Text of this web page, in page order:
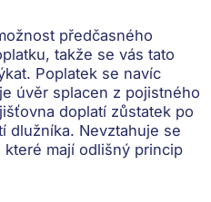
předčasného
, takže se vás tato
Poplatek se navíc
úvěr splacen z pojistného
doplatí zůstatek po
dlužníka. Nevztahuje se
které mají odlišný princip